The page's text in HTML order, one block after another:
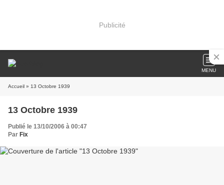
Publicité
MENU
Accueil » 13 Octobre 1939
13 Octobre 1939
Publié le 13/10/2006 à 00:47
Par Fix